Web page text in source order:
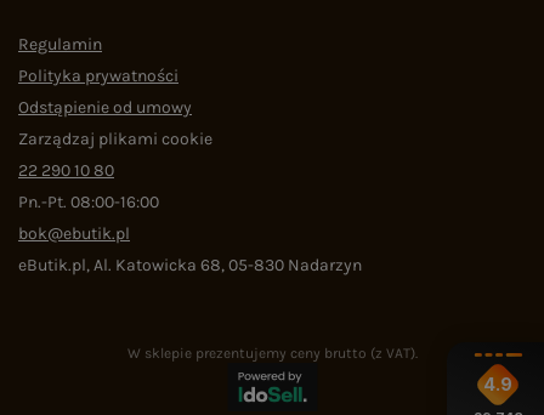
Regulamin
Polityka prywatności
Odstąpienie od umowy
Zarządzaj plikami cookie
22 290 10 80
Pn.-Pt. 08:00-16:00
bok@ebutik.pl
eButik.pl,Al. Katowicka 68,05-830 Nadarzyn
W sklepie prezentujemy ceny brutto (z VAT).
4.9